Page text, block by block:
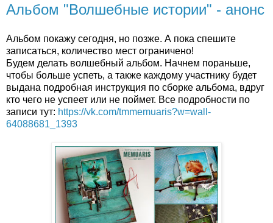
Альбом "Волшебные истории" - анонс
Альбом покажу сегодня, но позже. А пока спешите
записаться, количество мест ограничено!
Будем делать волшебный альбом. Начнем пораньше,
чтобы больше успеть, а также каждому участнику будет
выдана подробная инструкция по сборке альбома, вдруг
кто чего не успеет или не поймет. Все подробности по
записи тут: https://vk.com/tmmemuaris?w=wall-
64088681_1393